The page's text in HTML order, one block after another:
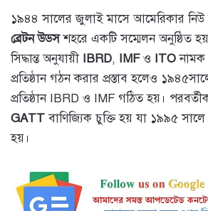
১৯৪৪ সালের জুলাই মাসে আমেরিকার নিউ
ব্রেটন উডসশহরে একটি সম্মেলন অনুষ্ঠিত
সিদ্ধান্ত অনুযায়ী IBRD, IMFও ITOনামক
প্রতিষ্ঠান গঠন করার প্রস্তাব হলেও
প্রতিষ্ঠান IBRD ও IMF গঠিত হয়।
GATTবাণিজ্যিক চুক্তি হয় যা ১৯৯৫ সালে
হয়।